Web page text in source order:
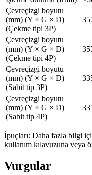
Çevreçizgi boyutu
(mm) (Y × G × D)
(Çekme tipi 3P)
Çevreçizgi boyutu
(mm) (Y × G × D)
(Çekme tipi 4P)
Çevreçizgi boyutu
(mm) (Y × G × D)
(Sabit tip 3P)
Çevreçizgi boyutu
(mm) (Y × G × D)
(Sabit tip 4P)
İpuçları: Daha fazla bilgi
kullanım kılavuzuna veya
Vurgular